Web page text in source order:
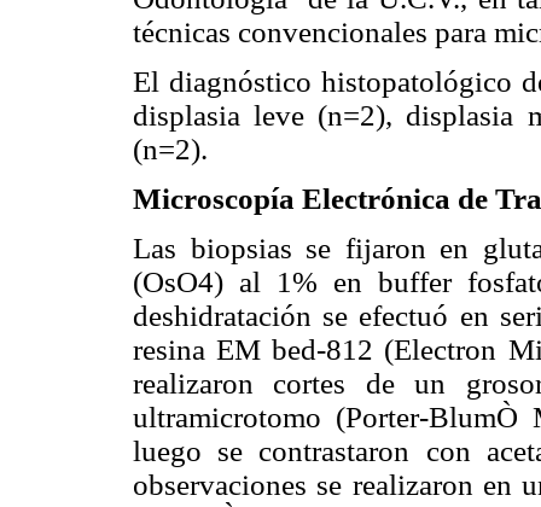
técnicas convencionales para
El diagnóstico histopatológico
displasia leve (n=2), displasia
(n=2).
Microscopía Electrónica de
Las biopsias se fijaron en
(OsO4) al 1% en buffer
deshidratación se efectuó en
resina EM bed-812 (Electron
realizaron cortes de un
ultramicrotomo (Porter-
luego se contrastaron con
observaciones se realizaron en